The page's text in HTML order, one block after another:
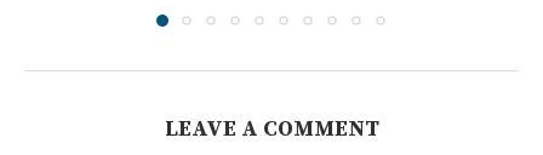
LEAVE A COMMENT